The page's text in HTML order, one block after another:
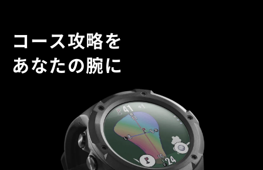
コース攻略を
あなたの腕に